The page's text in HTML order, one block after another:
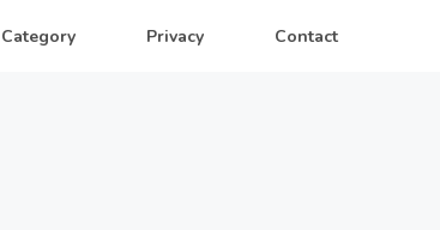
Category Privacy Contact